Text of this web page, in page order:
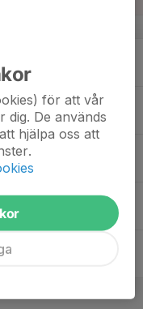
för att vår
dig. De används
hjälpa oss att